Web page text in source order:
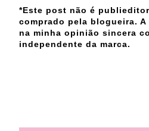
*Este post não é
comprado pela blogueira. A
na minha opinião sincera
independente da marca.